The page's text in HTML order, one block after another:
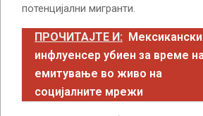
потенцијални мигранти.
ПРОЧИТАЈТЕ И:
Мексикански
инфлуенсер убиен за време
емитување во живо на
социјалните мрежи